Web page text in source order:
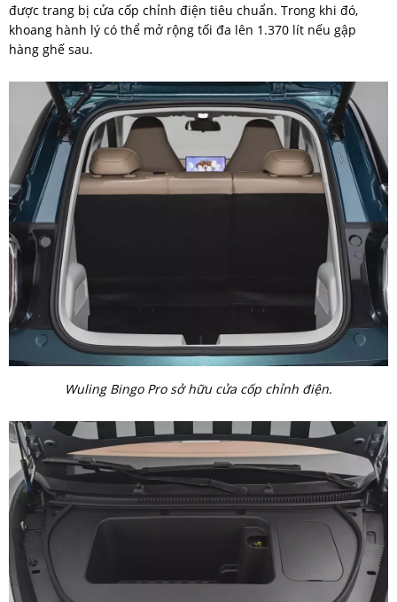
được trang bị cửa cốp chỉnh điện tiêu chuẩn. Trong khi đó,
khoang hành lý có thể mở rộng tối đa lên 1.370 lít nếu gập
hàng ghế sau.
Wuling Bingo Pro sở hữu cửa cốp chỉnh điện.